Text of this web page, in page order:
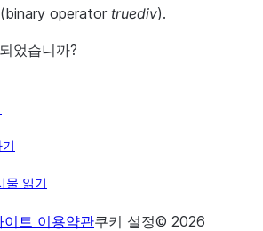
operator truediv).
었습니까?
물 읽기
이트 이용약관쿠키 설정© 2026